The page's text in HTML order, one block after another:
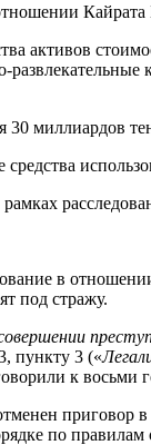
Кайрата
активов
30 миллиардов
в
под стражу.
пункту 3 («
к восьми
приговор
по правилам